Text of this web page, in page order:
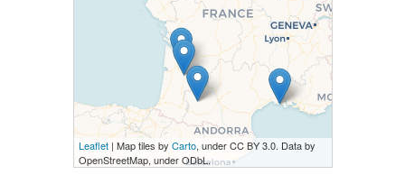
Leaflet| Map tiles by Carto, under CC BY 3.0. Data by
OpenStreetMap, under ODbL.